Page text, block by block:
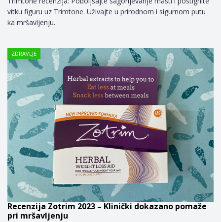
vitku figuru uz Trimtone. Uživajte u prirodnom i sigurnom putu
ka mršavljenju.
ZDRAVLJE
Recenzija Zotrim 2023 – Klinički dokazano pomaže
pri mršavljenju